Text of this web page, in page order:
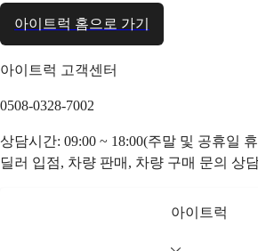
아이트럭 홈으로 가기
아이트럭 고객센터
0508-0328-7002
상담시간: 09:00 ~ 18:00(주말 및 공휴일
딜러 입점, 차량 판매, 차량 구매 문의 상
아이트럭